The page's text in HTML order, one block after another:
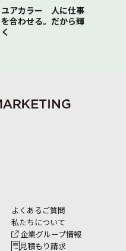
ユアカラー 人に仕事
を合わせる。だから輝
く
よくあるご質問
私たちについて
企業グループ情報
見積もり請求